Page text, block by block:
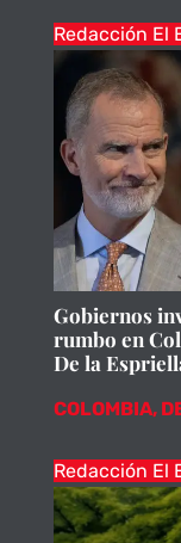
Redacción El
Gobiernos
rumbo en
De la
COLOMBIA,
Redacción El